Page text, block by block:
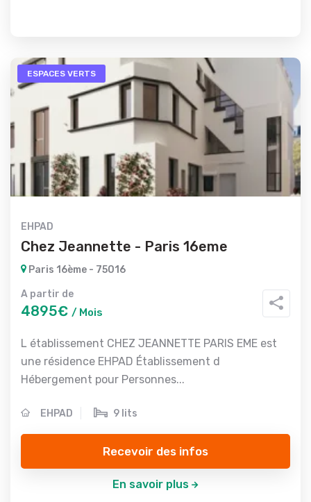
ESPACES VERTS
EHPAD
Chez Jeannette - Paris 16eme
Paris 16ème - 75016
A partir de
4895€ / Mois
L établissement CHEZ JEANNETTE PARIS EME est
une résidence EHPAD Établissement d
Hébergement pour Personnes...
EHPAD 9 lits
Recevoir des infos
En savoir plus